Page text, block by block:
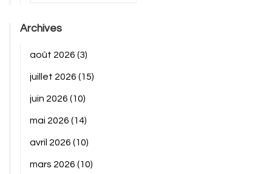
Archives
août 2026 (3)
juillet 2026 (15)
juin 2026 (10)
mai 2026 (14)
avril 2026 (10)
mars 2026 (10)